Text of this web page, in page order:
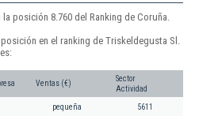
posición 8.760 del Ranking de Coruña.
en el ranking de Triskeldegusta Sl.
Ventas (€)
Sector
Actividad
pequeña 5611